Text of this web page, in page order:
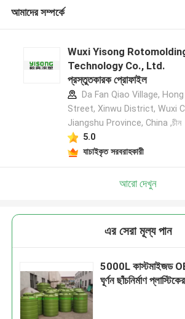
আমাদের সম্পর্কে
Wuxi Yisong
Technology Co., Ltd.
প্রস্তুতকারক প্রোফাইল
Da Fan Qiao Village,
Street, Xinwu District, Wuxi
Jiangshu Province, China ,চীন
5.0
যাচাইকৃত সরবরাহকারী
আরো দেখুন
এর সেরা মূল্য পান
5000L কাস্টমাইজড
ঘূর্ণন ছাঁচনির্মাণ